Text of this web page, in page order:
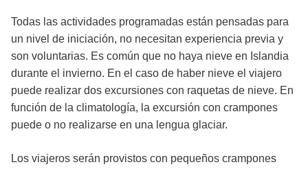
Todas las actividades programadas están pensadas para
un nivel de iniciación, no necesitan experiencia previa y
son voluntarias. Es común que no haya nieve en Islandia
durante el invierno. En el caso de haber nieve el viajero
puede realizar dos excursiones con raquetas de nieve. En
función de la climatología, la excursión con crampones
puede o no realizarse en una lengua glaciar.
Los viajeros serán provistos con pequeños crampones